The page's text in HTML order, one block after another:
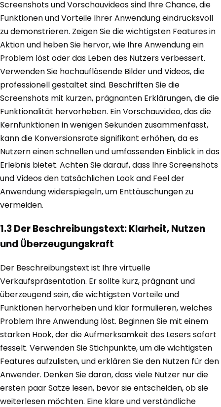
Screenshots und Vorschauvideos sind Ihre Chance, die
Funktionen und Vorteile Ihrer Anwendung eindrucksvoll
zu demonstrieren. Zeigen Sie die wichtigsten Features in
Aktion und heben Sie hervor, wie Ihre Anwendung ein
Problem löst oder das Leben des Nutzers verbessert.
Verwenden Sie hochauflösende Bilder und Videos, die
professionell gestaltet sind. Beschriften Sie die
Screenshots mit kurzen, prägnanten Erklärungen, die die
Funktionalität hervorheben. Ein Vorschauvideo, das die
Kernfunktionen in wenigen Sekunden zusammenfasst,
kann die Konversionsrate signifikant erhöhen, da es
Nutzern einen schnellen und umfassenden Einblick in das
Erlebnis bietet. Achten Sie darauf, dass Ihre Screenshots
und Videos den tatsächlichen Look and Feel der
Anwendung widerspiegeln, um Enttäuschungen zu
vermeiden.
1.3 Der Beschreibungstext: Klarheit, Nutzen
und Überzeugungskraft
Der Beschreibungstext ist Ihre virtuelle
Verkaufspräsentation. Er sollte kurz, prägnant und
überzeugend sein, die wichtigsten Vorteile und
Funktionen hervorheben und klar formulieren, welches
Problem Ihre Anwendung löst. Beginnen Sie mit einem
starken Hook, der die Aufmerksamkeit des Lesers sofort
fesselt. Verwenden Sie Stichpunkte, um die wichtigsten
Features aufzulisten, und erklären Sie den Nutzen für den
Anwender. Denken Sie daran, dass viele Nutzer nur die
ersten paar Sätze lesen, bevor sie entscheiden, ob sie
weiterlesen möchten. Eine klare und verständliche